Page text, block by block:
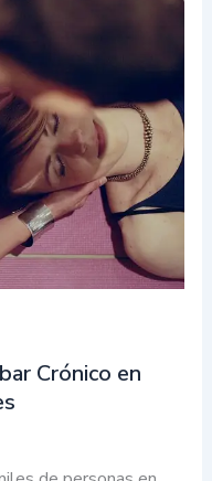
Crónico en